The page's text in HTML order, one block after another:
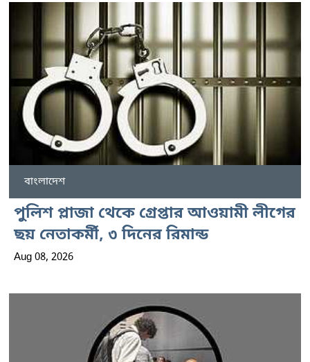
বাংলাদেশ
পুলিশ প্লাজা থেকে গ্রেপ্তার আওয়ামী লীগের
ছয় নেতাকর্মী, ৩ দিনের রিমান্ড
Aug 08, 2026